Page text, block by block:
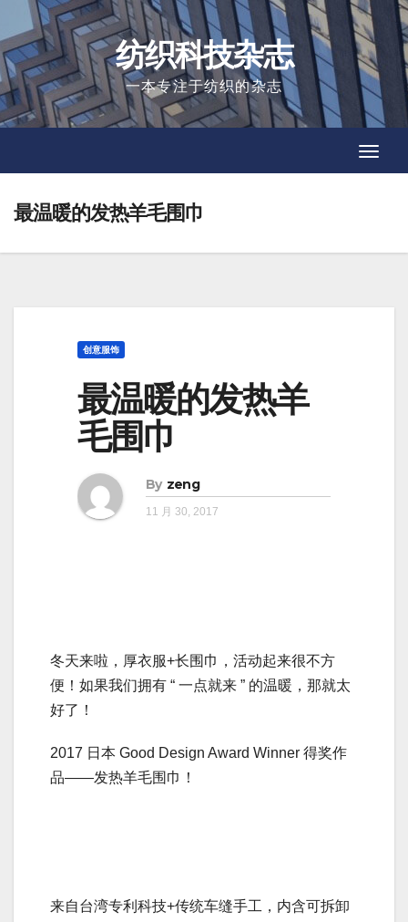
to
content
纺织科技杂志
一本专注于纺织的杂志
最温暖的发热羊毛围巾
创意服饰
最温暖的发热羊
毛围巾
By zeng
11 月 30, 2017
冬天来啦，厚衣服+长围巾，活动起来很不方
便！如果我们拥有 “ 一点就来 ” 的温暖，那就太
好了！
2017 日本 Good Design Award Winner 得奖作
品——发热羊毛围巾！
来自台湾专利科技+传统车缝手工，内含可拆卸